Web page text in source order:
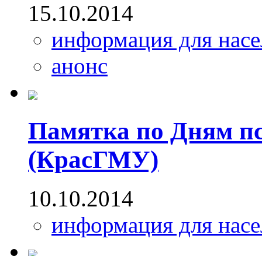
15.10.2014
информация для
анонс
Памятка по Дням
(КрасГМУ)
10.10.2014
информация для